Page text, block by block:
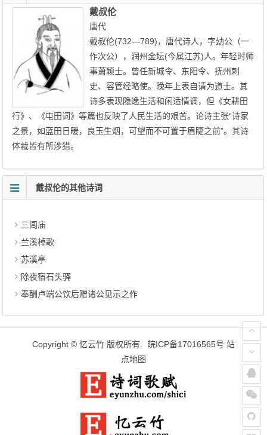
戴叔伦
唐代
戴叔伦(732—789)，唐代诗人，字幼公（一
作次公），润州金坛(今属江苏)人。年轻时师
事萧颖士。曾任新城令、东阳令、抚州刺
史、容管经略使。晚年上表自请为道士。其
诗多表现隐逸生活和闲适情调，但《女耕田
行》、《屯田词》等篇也反映了人民生活的艰苦。论诗主张“诗家
之景，如蓝田日暖，良玉生烟，可望而不可置于眉睫之前”。其诗
体裁皆有所涉猎。
戴叔伦的其他诗词
三闾庙
兰溪棹歌
苏溪亭
除夜宿石头驿
奉酬卢端公饮后赠诸公见示之作
Copyright © 忆云竹 版权所有. 皖ICP备17016565号 站
点地图